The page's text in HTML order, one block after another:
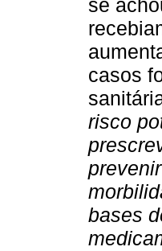
se
casos
risco
bases